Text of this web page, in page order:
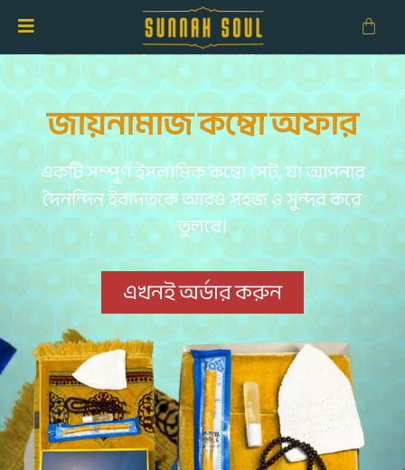
জায়নামাজ কম্বো অফার
একটি সম্পূর্ণ ইসলামিক কম্বো সেট, যা আপনার
দৈনন্দিন ইবাদতকে আরও সহজ ও সুন্দর করে
তুলবে।
এখনই অর্ডার করুন